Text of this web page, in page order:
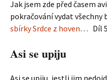
Jak jsem zde před časem
pokračování vydat všechny
sbírky Srdce z hoven… Díl
Asi se upiju
Asi se upiju, jestli jim